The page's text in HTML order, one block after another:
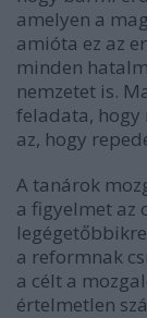
amelyen a
amióta ez az
minden
nemzetet is.
feladata, hogy
az, hogy
A tanárok
a figyelmet az
a reformnak
a célt a
értelmetlen